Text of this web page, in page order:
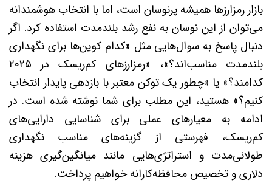
بازار رمزارزها همیشه پرنوسان است، اما با انتخاب هوشمندانه
می‌توان از این نوسان به نفع رشد بلندمدت استفاده کرد. اگر
دنبال پاسخ به سوال‌هایی مثل «کدام کوین‌ها برای نگهداری
بلندمدت مناسب‌اند؟»، «رمزارزهای کم‌ریسک در ۲۰۲۵
کدامند؟» یا «چطور یک توکن معتبر با بازدهی پایدار انتخاب
کنیم؟» هستید، این مطلب برای شما نوشته شده است. در
ادامه به معیارهای عملی برای شناسایی دارایی‌های
کم‌ریسک، فهرستی از گزینه‌های مناسب نگهداری
طولانی‌مدت و استراتژی‌هایی مانند میانگین‌گیری هزینه
دلاری و تخصیص محافظه‌کارانه خواهیم پرداخت.